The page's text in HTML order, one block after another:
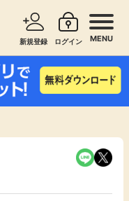
新規登録 ログイン MENU
ョッピングで探す